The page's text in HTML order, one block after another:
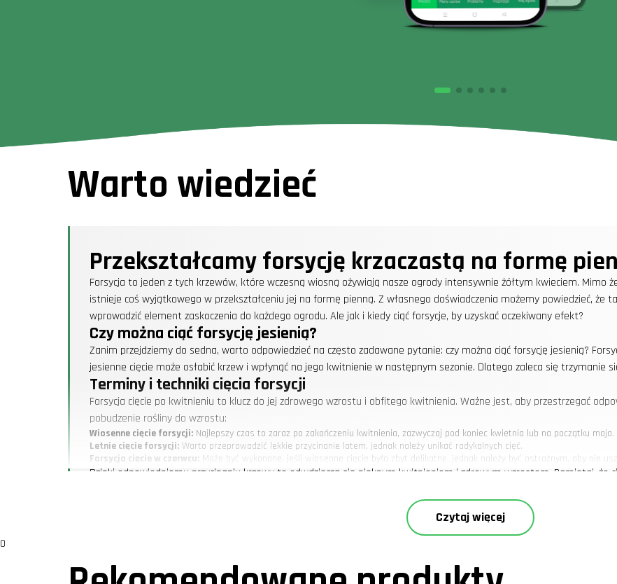
Warto wiedzieć
Przekształcamy forsycję krzaczastą na formę
Forsycja to jeden z tych krzewów, które wczesną wiosną ożywiają nasze ogrody intensywnie żółtym kwieciem. Mimo
istnieje coś wyjątkowego w przekształceniu jej na formę pienną. Z własnego doświadczenia możemy powiedzieć, że
wprowadzić element zaskoczenia do każdego ogrodu. Ale jak i kiedy ciąć forsycje, by uzyskać oczekiwany efekt?
Czy można ciąć forsycję jesienią?
Zanim przejdziemy do sedna, warto odpowiedzieć na często zadawane pytanie: czy można ciąć forsycję jesienią?
jesienne cięcie może osłabić krzew i wpłynąć na jego kwitnienie w następnym sezonie. Dlatego zaleca się trzymanie
Terminy i techniki cięcia forsycji
Forsycja cięcie po kwitnieniu to klucz do jej zdrowego wzrostu i obfitego kwitnienia. Ważne jest, aby przestrzegać
pobudzenie rośliny do wzrostu:
Wiosenne cięcie forsycji: Najlepszy czas to zaraz po zakończeniu kwitnienia, zazwyczaj pod koniec kwietnia lub na początku maja.
Letnie cięcie forsycji: Warto przeprowadzić lekkie przycinanie latem, jednak należy unikać radykalnych cięć.
Forsycja cięcie w czerwcu: Może być wykonane, jeśli wiosenne cięcie było zbyt delikatne, jednak należy być ostrożnym, aby nie
Dzięki odpowiedniemu przycinaniu krzewy te odwdzięczą się pięknym kwitnieniem i zdrowym wzrostem. Pamiętaj, że
Przekształcenie forsycji krzaczastej na formę pienną wymaga zastosowania specyficznej techniki cięcia. Polega ona na:
Przycinaniu wierzchołka, by pobudzić rozwój bocznych gałązek na szczycie.
Tego typu kształtowanie wymaga cierpliwości i regularnego przycinania w ciągu kilku lat, ale rezultat potrafi zachwycić!
Czytaj więcej
0